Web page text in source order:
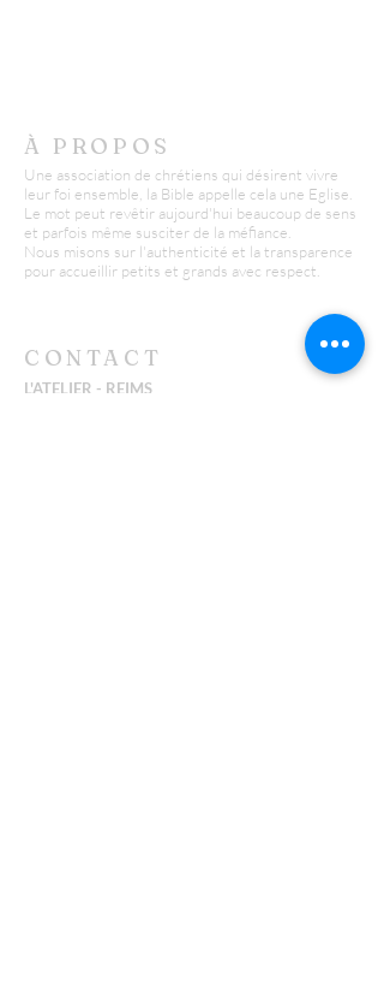
À PROPOS
Une association de chrétiens qui désirent vivre
leur foi ensemble, la Bible appelle cela une Eglise.
Le mot peut revêtir aujourd'hui beaucoup de sens
et parfois même susciter de la méfiance.
Nous misons sur l'authenticité et la transparence
pour accueillir petits et grands avec respect.
CONTACT
L'ATELIER - REIMS